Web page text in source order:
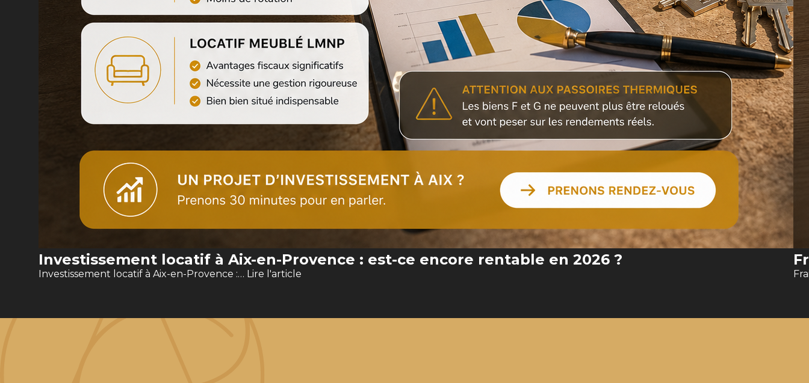
Investissement locatif à Aix-en-Provence : est-ce encore rentable en 2026 ?
Investissement locatif à Aix-en-Provence :… Lire l'article